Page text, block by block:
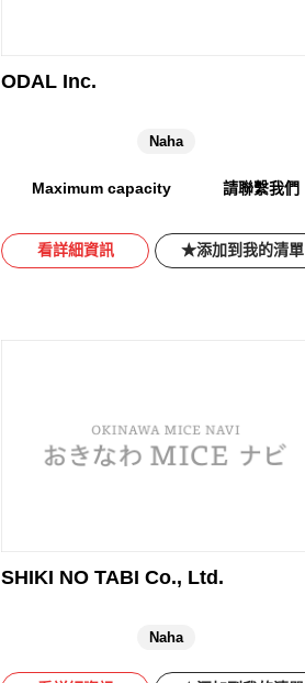
ODAL Inc.
Naha
Maximum capacity 請聯繫我們
看詳細資訊 添加到我的清單
SHIKI NO TABI Co., Ltd.
Naha